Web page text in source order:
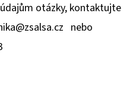
otázky, kontaktujte
nebo